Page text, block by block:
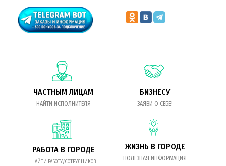
ЧАСТНЫМ ЛИЦАМ
НАЙТИ ИСПОЛНИТЕЛЯ
БИЗНЕСУ
ЗАЯВИ О СЕБЕ!
РАБОТА В ГОРОДЕ
НАЙТИ РАБОТУ/СОТРУДНИКОВ
ЖИЗНЬ В ГОРОДЕ
ПОЛЕЗНАЯ ИНФОРМАЦИЯ